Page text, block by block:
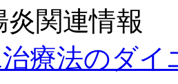
関連情報
療法のダイ